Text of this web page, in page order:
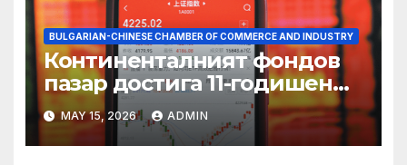
BULGARIAN-CHINESE CHAMBER OF COMMERCE AND INDUSTRY
Континенталният фондов
пазар достига 11-годишен
връх
MAY 15, 2026 ADMIN